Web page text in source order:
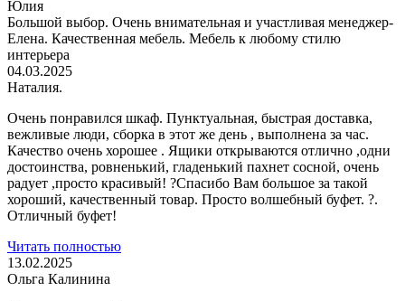
Юлия
Большой выбор. Очень внимательная и участливая менеджер-
Елена. Качественная мебель. Мебель к любому стилю
интерьера
04.03.2025
Наталия.
Очень понравился шкаф. Пунктуальная, быстрая доставка,
вежливые люди, сборка в этот же день , выполнена за час.
Качество очень хорошее . Ящики открываются отлично ,одни
достоинства, ровненький, гладенький пахнет сосной, очень
радует ,просто красивый! ?Спасибо Вам большое за такой
хороший, качественный товар. Просто волшебный буфет. ?.
Отличный буфет!
Читать полностью
13.02.2025
Ольга Калинина